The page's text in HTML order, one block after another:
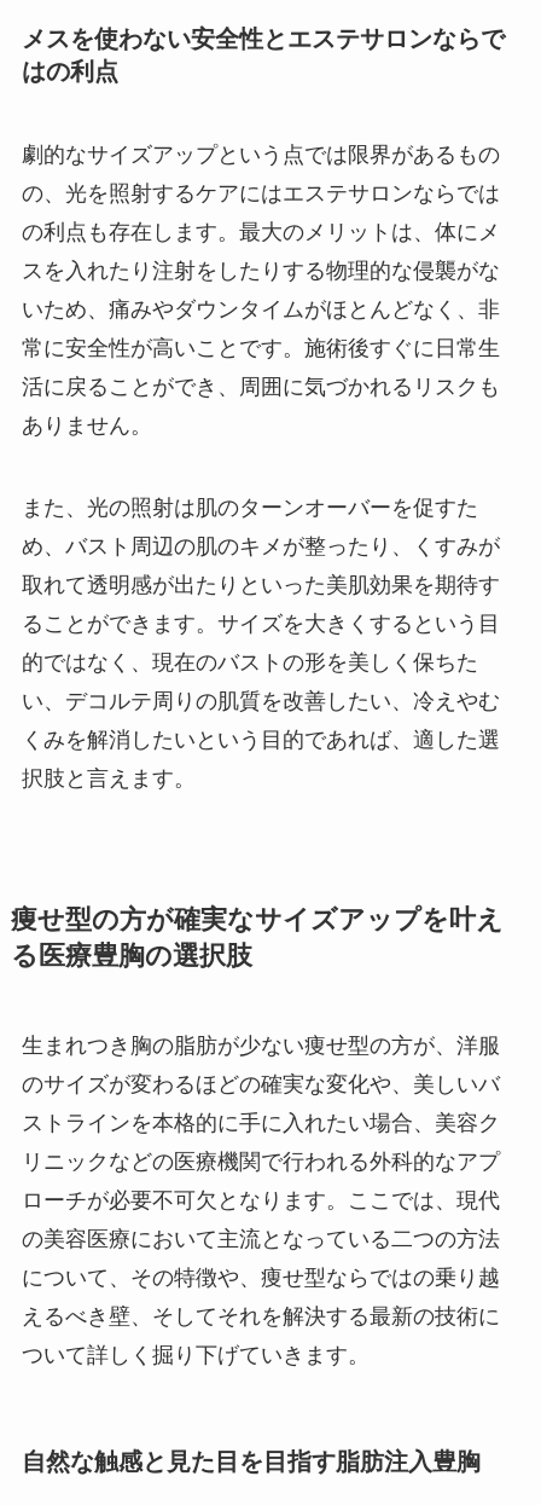
メスを使わない安全性とエステサロンならで
はの利点
劇的なサイズアップという点では限界があるもの
の、光を照射するケアにはエステサロンならでは
の利点も存在します。最大のメリットは、体にメ
スを入れたり注射をしたりする物理的な侵襲がな
いため、痛みやダウンタイムがほとんどなく、非
常に安全性が高いことです。施術後すぐに日常生
活に戻ることができ、周囲に気づかれるリスクも
ありません。
また、光の照射は肌のターンオーバーを促すた
め、バスト周辺の肌のキメが整ったり、くすみが
取れて透明感が出たりといった美肌効果を期待す
ることができます。サイズを大きくするという目
的ではなく、現在のバストの形を美しく保ちた
い、デコルテ周りの肌質を改善したい、冷えやむ
くみを解消したいという目的であれば、適した選
択肢と言えます。
痩せ型の方が確実なサイズアップを叶え
る医療豊胸の選択肢
生まれつき胸の脂肪が少ない痩せ型の方が、洋服
のサイズが変わるほどの確実な変化や、美しいバ
ストラインを本格的に手に入れたい場合、美容ク
リニックなどの医療機関で行われる外科的なアプ
ローチが必要不可欠となります。ここでは、現代
の美容医療において主流となっている二つの方法
について、その特徴や、痩せ型ならではの乗り越
えるべき壁、そしてそれを解決する最新の技術に
ついて詳しく掘り下げていきます。
自然な触感と見た目を目指す脂肪注入豊胸